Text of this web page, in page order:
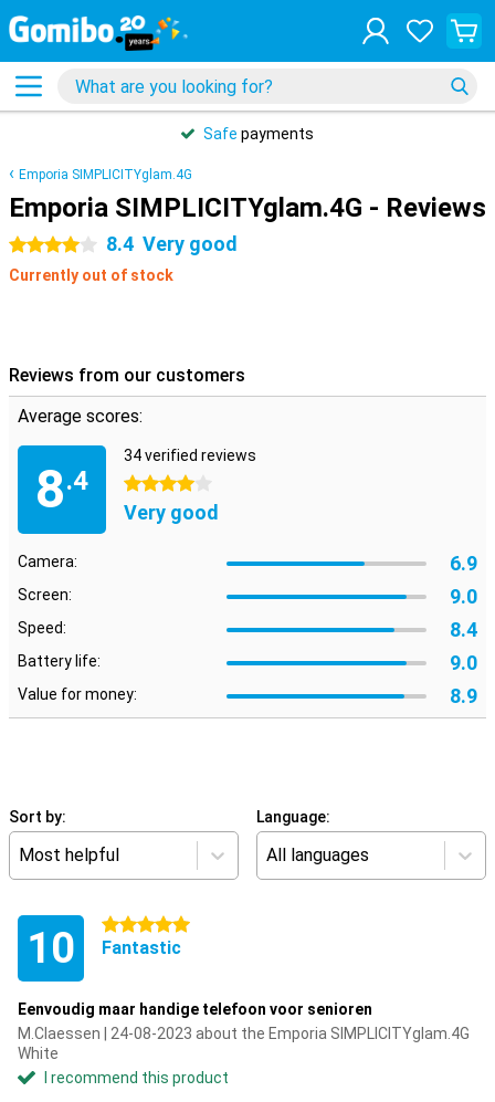
Safe payments
Emporia SIMPLICITYglam.4G
Emporia SIMPLICITYglam.4G - Reviews
4 stars 8.4 Very good
Currently out of stock
Reviews from our customers
Average scores:
8.4
34 verified reviews
4 stars
Very good
Camera: 6.9
Screen: 9.0
Speed: 8.4
Battery life: 9.0
Value for money: 8.9
Sort by:
Most helpful
Language:
All languages
10 5 stars
Fantastic
Eenvoudig maar handige telefoon voor senioren
M.Claessen | 24-08-2023 about the Emporia SIMPLICITYglam.4G
White
I recommend this product